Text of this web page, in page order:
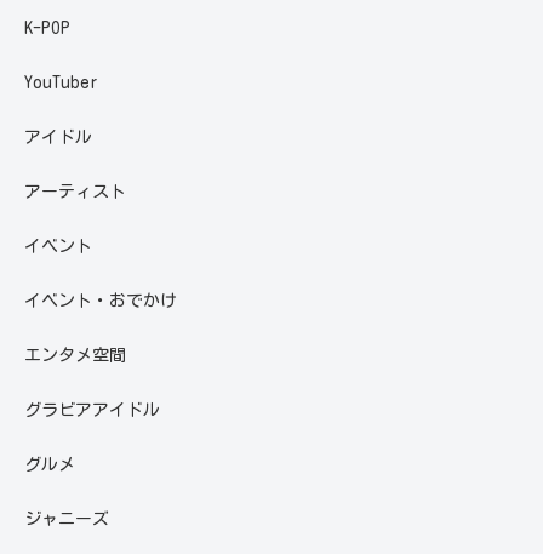
K-POP
YouTuber
アイドル
アーティスト
イベント
イベント・おでかけ
エンタメ空間
グラビアアイドル
グルメ
ジャニーズ